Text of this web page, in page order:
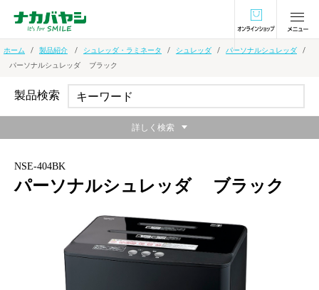
オンラインショ
ホーム 製品紹介 シュレッダ・ラミネータ シュレッダ
パーソナルシュレッダ
パーソナルシュレッダ ブラック
NSE-404BK
パーソナルシュレッダ ブラック
製品検索
詳しく検索